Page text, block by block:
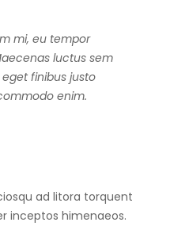
mi, eu tempor
luctus sem
finibus justo
enim.
ad litora torquent
inceptos himenaeos.